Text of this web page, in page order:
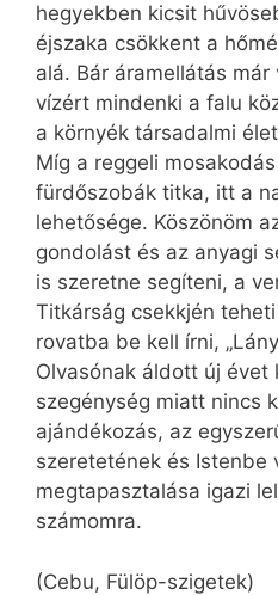
hegyekben kicsit
éjszaka csökkent a
alá. Bár áramellátás
vízért mindenki a falu
a környék társadalmi
Míg a reggeli
fürdőszobák titka, itt a
lehetősége. Köszönöm
gondolást és az anyagi
is szeretne segíteni, a
Titkárság csekkjén
rovatba be kell írni,
Olvasónak áldott új évet
szegénység miatt nincs
ajándékozás, az
szeretetének és Istenbe
megtapasztalása igazi
számomra.
(Cebu, Fülöp-szigetek)